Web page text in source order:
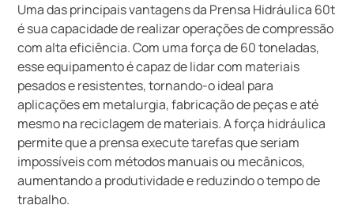
Uma das principais vantagens da Prensa Hidráulica 60t
é sua capacidade de realizar operações de compressão
com alta eficiência. Com uma força de 60 toneladas,
esse equipamento é capaz de lidar com materiais
pesados e resistentes, tornando-o ideal para
aplicações em metalurgia, fabricação de peças e até
mesmo na reciclagem de materiais. A força hidráulica
permite que a prensa execute tarefas que seriam
impossíveis com métodos manuais ou mecânicos,
aumentando a produtividade e reduzindo o tempo de
trabalho.